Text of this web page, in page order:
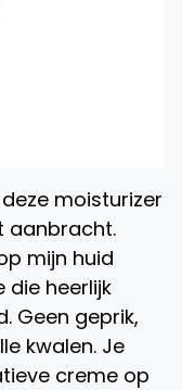
moisturizer
aanbracht.
mijn huid
die heerlijk
Geen geprik,
kwalen. Je
creme op